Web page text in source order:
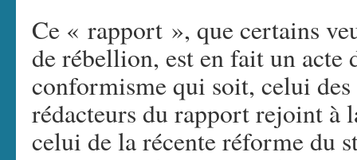
Ce « rapport », que certains
de rébellion, est en fait un
conformisme qui soit, celui
rédacteurs du rapport rejoint à
celui de la récente réforme du